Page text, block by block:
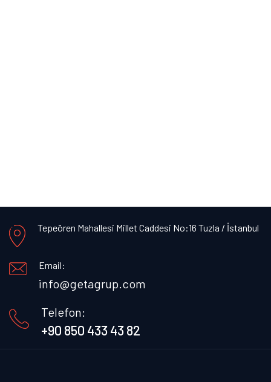
Tepeören Mahallesi Millet Caddesi No:16 Tuzla / İstanbul
Email:
info@getagrup.com
Telefon:
+90 850 433 43 82